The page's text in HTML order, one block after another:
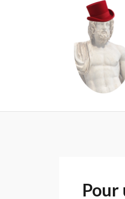
Pour